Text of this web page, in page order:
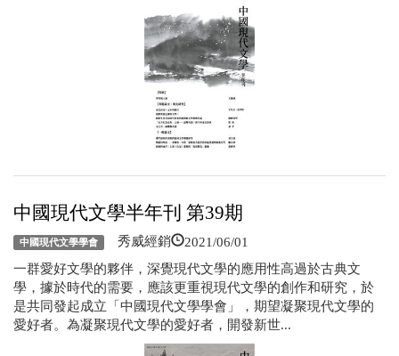
中國現代文學半年刊 第39期
中國現代文學學會 秀威經銷 2021/06/01
一群愛好文學的夥伴，深覺現代文學的應用性高過於古典文
學，據於時代的需要，應該更重視現代文學的創作和研究，於
是共同發起成立「中國現代文學學會」，期望凝聚現代文學的
愛好者。為凝聚現代文學的愛好者，開發新世...